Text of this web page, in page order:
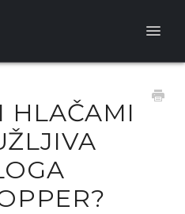
Toggle
VPRAŠANJA
HLAČAMI